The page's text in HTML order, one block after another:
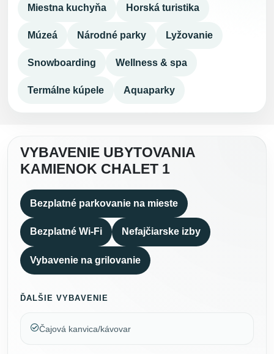
Miestna kuchyňa Horská turistika
Múzeá Národné parky Lyžovanie
Snowboarding Wellness & spa
Termálne kúpele Aquaparky
VYBAVENIE UBYTOVANIA
KAMIENOK CHALET 1
Bezplatné parkovanie na mieste
Bezplatné Wi-Fi Nefajčiarske izby
Vybavenie na grilovanie
ĎALŠIE VYBAVENIE
Čajová kanvica/kávovar